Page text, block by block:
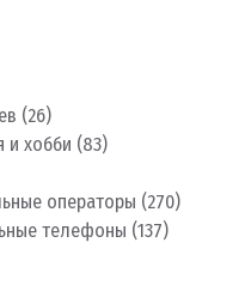
(26)
и хобби (83)
операторы (270)
телефоны (137)